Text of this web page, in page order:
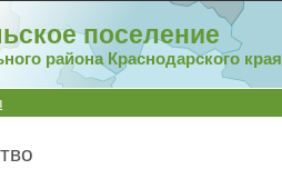
поселение
района Краснодарского края